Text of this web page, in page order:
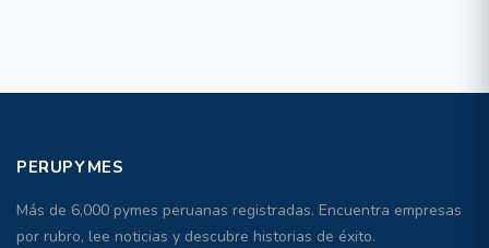
PERUPYMES
Más de 6,000 pymes peruanas registradas. Encuentra empresas
por rubro, lee noticias y descubre historias de éxito.